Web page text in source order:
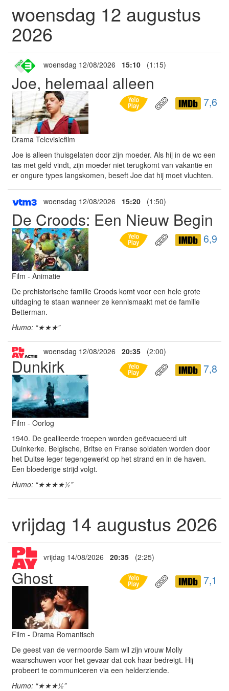
woensdag 12 augustus
2026
woensdag 12/08/2026 15:10 (1:15)
Joe, helemaal alleen
7,6
Drama Televisiefilm
Joe is alleen thuisgelaten door zijn moeder. Als hij in de wc een
tas met geld vindt, zijn moeder niet terugkomt van vakantie en
er ongure types langskomen, beseft Joe dat hij moet vluchten.
woensdag 12/08/2026 15:20 (1:50)
De Croods: Een Nieuw Begin
6,9
Film - Animatie
De prehistorische familie Croods komt voor een hele grote
uitdaging te staan wanneer ze kennismaakt met de familie
Betterman.
Humo: “★★★”
woensdag 12/08/2026 20:35 (2:00)
Dunkirk 7,8
Film - Oorlog
1940. De geallieerde troepen worden geëvacueerd uit
Duinkerke. Belgische, Britse en Franse soldaten worden door
het Duitse leger tegengewerkt op het strand en in de haven.
Een bloederige strijd volgt.
Humo: “★★★★½”
vrijdag 14 augustus 2026
vrijdag 14/08/2026 20:35 (2:25)
Ghost 7,1
Film - Drama Romantisch
De geest van de vermoorde Sam wil zijn vrouw Molly
waarschuwen voor het gevaar dat ook haar bedreigt. Hij
probeert te communiceren via een helderziende.
Humo: “★★★½”